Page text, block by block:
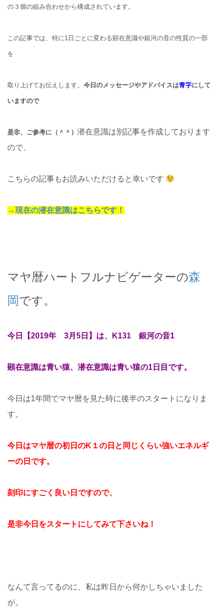
の３個の組み合わせから構成されています。
この記事では、特に1日ごとに変わる顕在意識や銀河の音の性質の一部
を
取り上げてお伝えします。 今日のメッセージやアドバイスは青字にして
いますので
是非、ご参考に（＾＾） 潜在意識は別記事を作成しております
ので、
こちらの記事もお読みいただけると幸いです
→現在の潜在意識はこちらです！
マヤ暦ハートフルナビゲーターの森
岡です。
今日【2019年 3月5日】は、K131 銀河の音1
顕在意識は青い猿、潜在意識は青い猿の1日目です。
今日は1年間でマヤ暦を見た時に後半のスタートになりま
す。
今日はマヤ暦の初日のK１の日と同じくらい強いエネルギ
ーの日です。
刻印にすごく良い日ですので、
是非今日をスタートにしてみて下さいね！
なんて言ってるのに、私は昨日から何かしちゃいました
が。